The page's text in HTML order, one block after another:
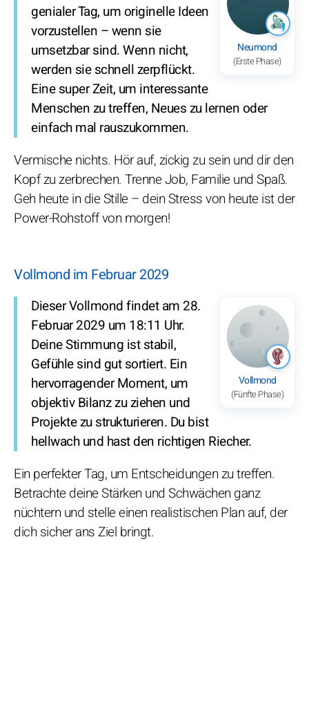
Neumond
(Erste Phase)
genialer Tag, um originelle Ideen
vorzustellen – wenn sie
umsetzbar sind. Wenn nicht,
werden sie schnell zerpflückt.
Eine super Zeit, um interessante
Menschen zu treffen, Neues zu lernen oder
einfach mal rauszukommen.
Vermische nichts. Hör auf, zickig zu sein und dir den
Kopf zu zerbrechen. Trenne Job, Familie und Spaß.
Geh heute in die Stille – dein Stress von heute ist der
Power-Rohstoff von morgen!
Vollmond im Februar 2029
Vollmond
(Fünfte Phase)
Dieser Vollmond findet am 28.
Februar 2029 um 18:11 Uhr.
Deine Stimmung ist stabil,
Gefühle sind gut sortiert. Ein
hervorragender Moment, um
objektiv Bilanz zu ziehen und
Projekte zu strukturieren. Du bist
hellwach und hast den richtigen Riecher.
Ein perfekter Tag, um Entscheidungen zu treffen.
Betrachte deine Stärken und Schwächen ganz
nüchtern und stelle einen realistischen Plan auf, der
dich sicher ans Ziel bringt.